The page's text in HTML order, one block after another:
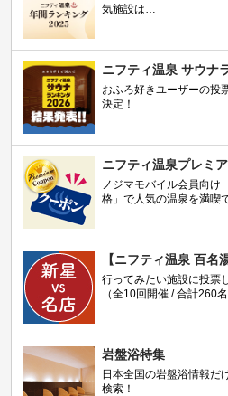
気施設は…
ニフティ温泉 サウナ
おふろ好きユーザーの投
決定！
ニフティ温泉プレミ
ノジマモバイル会員向
格」で人気の温泉を満喫
【ニフティ温泉 百名
行ってみたい施設に投票
（全10回開催 / 合計260名
岩盤浴特集
日本全国の岩盤浴情報だ
検索！